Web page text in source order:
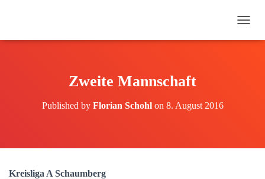
A
Zweite Mannschaft
Published by Florian Schohlon 8. August 2016
Kreisliga A Schaumberg